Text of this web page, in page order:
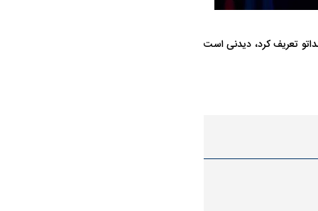
تعریف کرد، دیدنی استمرگبارتر پهپادهای ایرانی | پهپاد انتحاری